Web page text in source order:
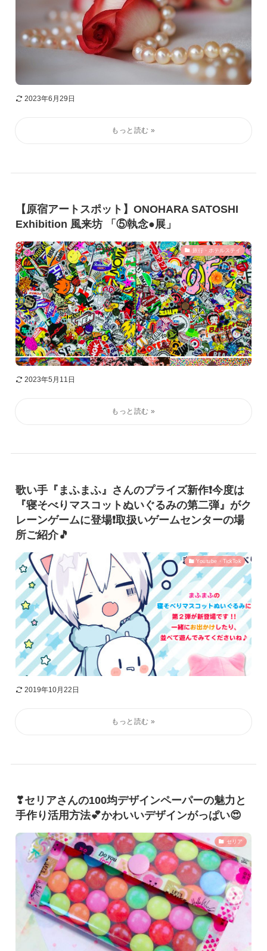
2023年6月29日
【原宿アートスポット】ONOHARA SATOSHI
Exhibition 風来坊 「⑤執念●展」
旅行・ホテルステイ
2023年5月11日
歌い手『まふまふ』さんのプライズ新作❗️今度は
『寝そべりマスコットぬいぐるみの第二弾』がク
レーンゲームに登場❗️取扱いゲームセンターの場
所ご紹介🎵
Youtube・TickTok
2019年10月22日
❣セリアさんの100均デザインペーパーの魅力と
手作り活用方法💕かわいいデザインがっぱい😍
セリア